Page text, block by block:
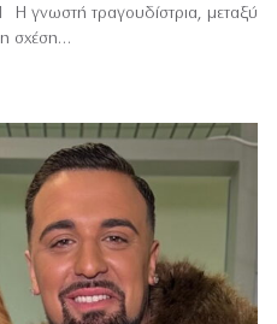
Η γνωστή τραγουδίστρια, μεταξύ
σχέση…